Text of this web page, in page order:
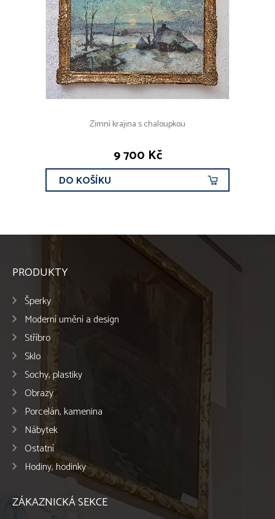
Zimní krajina s chaloupkou
9 700 Kč
DO KOŠÍKU
PRODUKTY
Šperky
Moderní umění a design
Stříbro
Sklo
Sochy, plastiky
Obrazy
Porcelán, kamenina
Nábytek
Ostatní
Hodiny, hodinky
ZÁKAZNICKÁ SEKCE